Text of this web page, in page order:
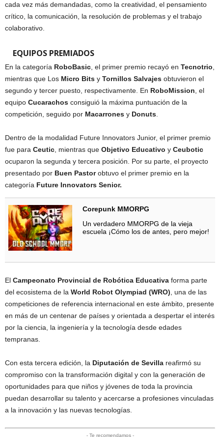
cada vez más demandadas, como la creatividad, el pensamiento
crítico, la comunicación, la resolución de problemas y el trabajo
colaborativo.
EQUIPOS PREMIADOS
En la categoría RoboBasic, el primer premio recayó en Tecnotrio,
mientras que Los Micro Bits y Tornillos Salvajes obtuvieron el
segundo y tercer puesto, respectivamente. En RoboMission, el
equipo Cucarachos consiguió la máxima puntuación de la
competición, seguido por Macarrones y Donuts.
Dentro de la modalidad Future Innovators Junior, el primer premio
fue para Ceutic, mientras que Objetivo Educativo y Ceubotic
ocuparon la segunda y tercera posición. Por su parte, el proyecto
presentado por Buen Pastorobtuvo el primer premio en la
categoría Future Innovators Senior.
Corepunk MMORPG
Un verdadero MMORPG de la vieja
escuela ¡Cómo los de antes, pero mejor!
El Campeonato Provincial de Robótica Educativa forma parte
del ecosistema de la World Robot Olympiad (WRO), una de las
competiciones de referencia internacional en este ámbito, presente
en más de un centenar de países y orientada a despertar el interés
por la ciencia, la ingeniería y la tecnología desde edades
tempranas.
Con esta tercera edición, la Diputación de Sevilla reafirmó su
compromiso con la transformación digital y con la generación de
oportunidades para que niños y jóvenes de toda la provincia
puedan desarrollar su talento y acercarse a profesiones vinculadas
a la innovación y las nuevas tecnologías.
- Te recomendamos -